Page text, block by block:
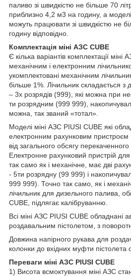
паливо зі швидкістю не більше 70
приблизно 4,2 м3 на годину, а
можуть працювати зі швидкістю не
годину відповідно.
Комплектація міні АЗС CUBE
Є кілька варіантів комплектації
механічним і електронним
укомплектовані механічним
більше 1%. Лічильник складається з
– 3х розрядів (999), які можна при
ти розрядним (999 999),
можна, так званий «тотал».
Моделі міні АЗС PIUSI CUBE які
електронним рахунковим
від загального обсягу
Електронне рахунковий пристрій
так само як і механічне, має дві
- 5ти розрядну (99 999) і
999 999). Точно так само, як і
лічильник для дизельного палива,
CUBE, підлягає калібруванню.
Всі міні АЗС PIUSI CUBE обладнані
роздавальним пістолетом, з
Довжина напірного рукава для
колонки до вхідних муфти пістолета
Переваги міні АЗС PIUSI CUBE
1) Висота всмоктування міні АЗС